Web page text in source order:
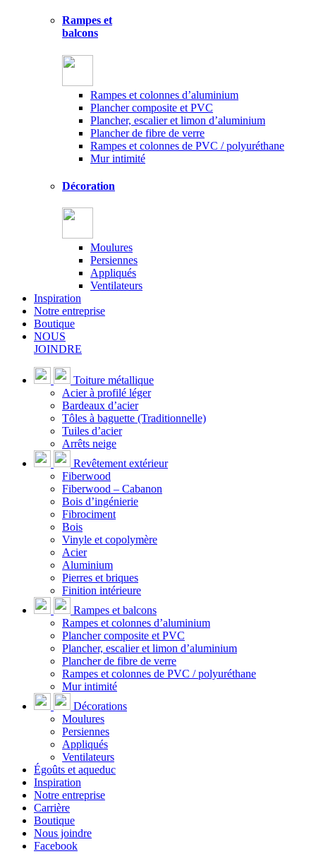
Rampes et
balcons
Rampes et colonnes d’aluminium
Plancher composite et PVC
Plancher, escalier et limon d’aluminium
Plancher de fibre de verre
Rampes et colonnes de PVC / polyuréthane
Mur intimité
Décoration
Moulures
Persiennes
Appliqués
Ventilateurs
Inspiration
Notre entreprise
Boutique
NOUS
JOINDRE
Toiture métallique
Acier à profilé léger
Bardeaux d’acier
Tôles à baguette (Traditionnelle)
Tuiles d’acier
Arrêts neige
Revêtement extérieur
Fiberwood
Fiberwood – Cabanon
Bois d’ingénierie
Fibrociment
Bois
Vinyle et copolymère
Acier
Aluminium
Pierres et briques
Finition intérieure
Rampes et balcons
Rampes et colonnes d’aluminium
Plancher composite et PVC
Plancher, escalier et limon d’aluminium
Plancher de fibre de verre
Rampes et colonnes de PVC / polyuréthane
Mur intimité
Décorations
Moulures
Persiennes
Appliqués
Ventilateurs
Égoûts et aqueduc
Inspiration
Notre entreprise
Carrière
Boutique
Nous joindre
Facebook